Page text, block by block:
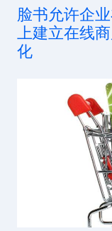
脸书允许企
上建立在线
化